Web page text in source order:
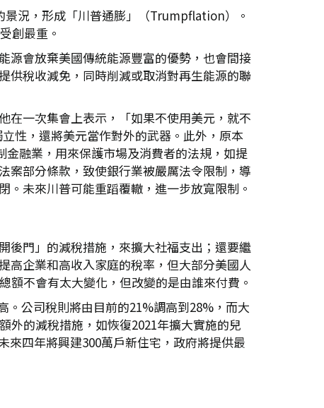
景況，形成「川普通膨」（Trumpflation）。
創最重。
源會放棄美國傳統能源豐富的優勢，也會間接
供稅收減免，同時削減或取消對再生能源的聯
在一次集會上表示，「如果不使用美元，就不
性，還將美元當作對外的武器。此外，原本
融業，用來保護市場及消費者的法規，如提
案部分條款，致使銀行業被嚴厲法令限制，導
未來川普可能重蹈覆轍，進一步放寬限制。
後門」的減稅措施，來擴大社福支出；還要繼
高企業和高收入家庭的稅率，但大部分美國人
不會有太大變化，但改變的是由誰來付費。
。公司稅則將由目前的21%調高到28%，而大
外的減稅措施，如恢復2021年擴大實施的兒
來四年將興建300萬戶新住宅，政府將提供最